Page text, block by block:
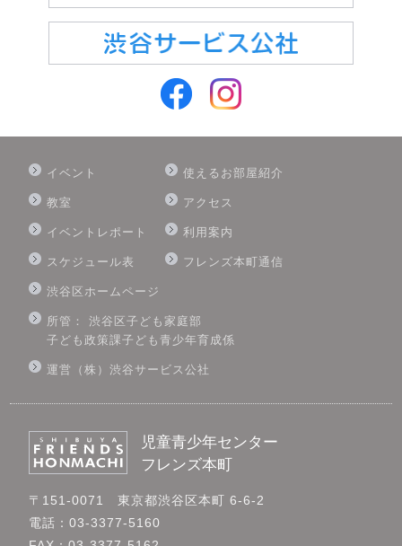
イベント
教室
イベントレポート
スケジュール表
使えるお部屋紹介
アクセス
利用案内
フレンズ本町通信
渋谷区ホームページ
所管： 渋谷区子ども家庭部
子ども政策課子ども青少年育成係
運営（株）渋谷サービス公社
児童青少年センター
フレンズ本町
〒151-0071 東京都渋谷区本町 6-6-2
電話：03-3377-5160